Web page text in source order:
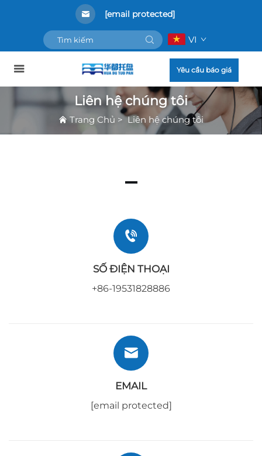
[email protected]
VI
Yêu cầu báo giá
Liên hệ chúng tôi
Trang Chủ >Liên hệ chúng tôi
SỐ ĐIỆN THOẠI
+86-19531828886
EMAIL
[email protected]